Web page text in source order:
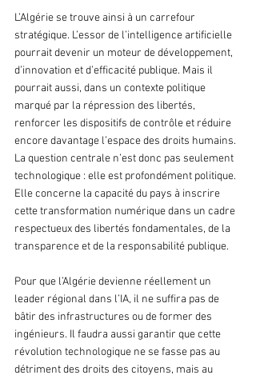
L’Algérie se trouve ainsi à un carrefour
stratégique. L’essor de l’intelligence artificielle
pourrait devenir un moteur de développement,
d’innovation et d’efficacité publique. Mais il
pourrait aussi, dans un contexte politique
marqué par la répression des libertés,
renforcer les dispositifs de contrôle et réduire
encore davantage l’espace des droits humains.
La question centrale n’est donc pas seulement
technologique : elle est profondément politique.
Elle concerne la capacité du pays à inscrire
cette transformation numérique dans un cadre
respectueux des libertés fondamentales, de la
transparence et de la responsabilité publique.
Pour que l’Algérie devienne réellement un
leader régional dans l’IA, il ne suffira pas de
bâtir des infrastructures ou de former des
ingénieurs. Il faudra aussi garantir que cette
révolution technologique ne se fasse pas au
détriment des droits des citoyens, mais au